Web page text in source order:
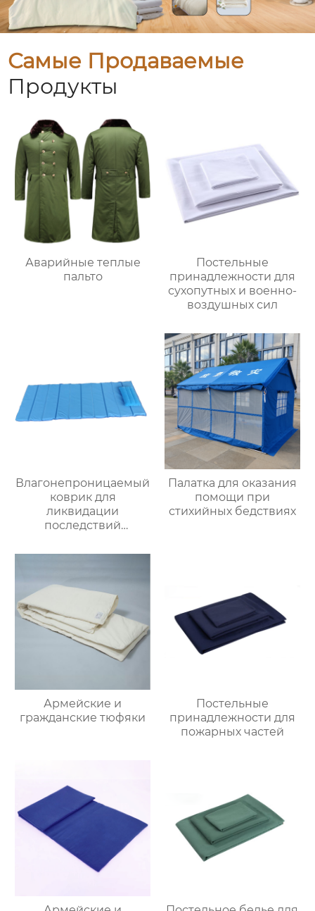
Самые Продаваемые
Продукты
Аварийные теплые
пальто
Постельные
принадлежности для
сухопутных и военно-
воздушных сил
Влагонепроницаемый
коврик для
ликвидации
последствий
Палатка для оказания
помощи при
стихийных бедствиях
Армейские и
гражданские тюфяки
Постельные
принадлежности для
пожарных частей